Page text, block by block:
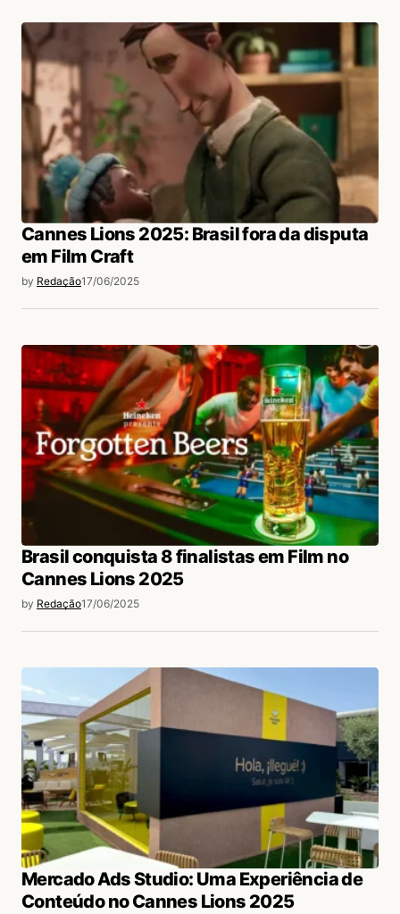
Cannes Lions 2025: Brasil fora da disputa
em Film Craft
by Redação17/06/2025
Brasil conquista 8 finalistas em Film no
Cannes Lions 2025
by Redação17/06/2025
Mercado Ads Studio: Uma Experiência de
Conteúdo no Cannes Lions 2025